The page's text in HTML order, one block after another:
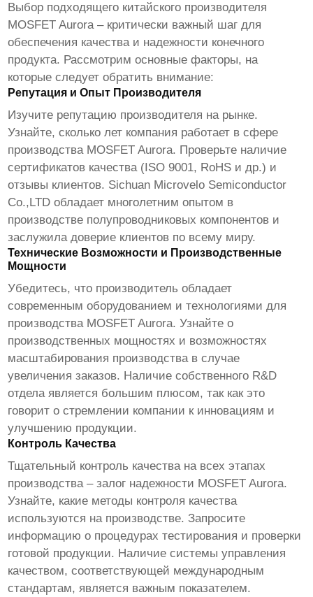
Выбор подходящего китайского производителя
MOSFET Aurora– критически важный шаг для
обеспечения качества и надежности конечного
продукта. Рассмотрим основные факторы, на
которые следует обратить внимание:
Репутация и Опыт Производителя
Изучите репутацию производителя на рынке.
Узнайте, сколько лет компания работает в сфере
производства MOSFET Aurora. Проверьте наличие
сертификатов качества (ISO 9001, RoHS и др.) и
отзывы клиентов. Sichuan Microvelo Semiconductor
Co.,LTD обладает многолетним опытом в
производстве полупроводниковых компонентов и
заслужила доверие клиентов по всему миру.
Технические Возможности и Производственные
Мощности
Убедитесь, что производитель обладает
современным оборудованием и технологиями для
производства MOSFET Aurora. Узнайте о
производственных мощностях и возможностях
масштабирования производства в случае
увеличения заказов. Наличие собственного R&D
отдела является большим плюсом, так как это
говорит о стремлении компании к инновациям и
улучшению продукции.
Контроль Качества
Тщательный контроль качества на всех этапах
производства – залог надежности MOSFET Aurora.
Узнайте, какие методы контроля качества
используются на производстве. Запросите
информацию о процедурах тестирования и проверки
готовой продукции. Наличие системы управления
качеством, соответствующей международным
стандартам, является важным показателем.